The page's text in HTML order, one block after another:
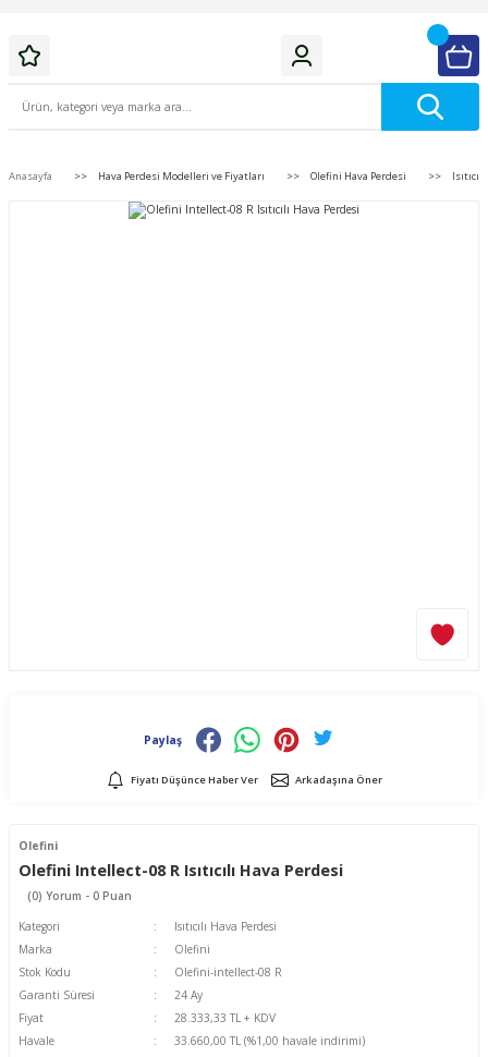
Anasayfa Hava Perdesi Modelleri ve Fiyatları Olefini Hava Perdesi
Paylaş
Fiyatı Düşünce Haber Ver Arkadaşına Öner
Olefini
Olefini Intellect-08 R Isıtıcılı Hava Perdesi
(0) Yorum - 0 Puan
Kategori
Isıtıcılı Hava Perdesi
Marka
Olefini
Stok Kodu
Olefini-intellect-08 R
Garanti Süresi
24 Ay
Fiyat
28.333,33 TL + KDV
Havale
33.660,00 TL (%1,00 havale indirimi)